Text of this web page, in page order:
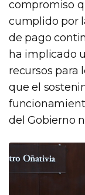
compromiso
cumplido por
de pago
ha implicado
recursos para
que el
del Gobierno